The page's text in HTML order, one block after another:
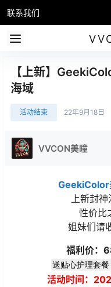
联系我们
【上新】
海域
活动结束 22年9月18日
VVCON美瞳
GeekiColor
上新封
性价比
姐妹们请
福利价：
送贴心护理套餐
活动时间：